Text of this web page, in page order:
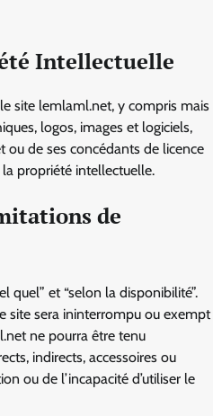
Intellectuelle
site lemlaml.net, y compris mais
logos, images et logiciels,
de ses concédants de licence
propriété intellectuelle.
de
quel” et “selon la disponibilité”.
site sera ininterrompu ou exempt
ne pourra être tenu
indirects, accessoires ou
ou de l’incapacité d’utiliser le